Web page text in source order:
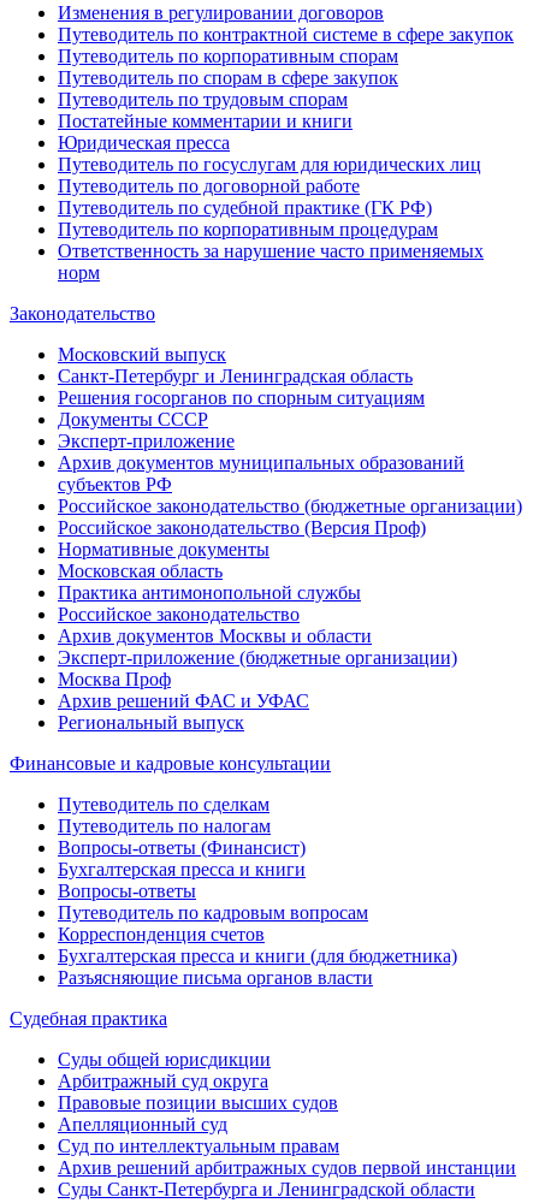
Изменения в регулировании договоров
Путеводитель по контрактной системе в сфере закупок
Путеводитель по корпоративным спорам
Путеводитель по спорам в сфере закупок
Путеводитель по трудовым спорам
Постатейные комментарии и книги
Юридическая пресса
Путеводитель по госуслугам для юридических лиц
Путеводитель по договорной работе
Путеводитель по судебной практике (ГК РФ)
Путеводитель по корпоративным процедурам
Ответственность за нарушение часто применяемых
норм
Законодательство
Московский выпуск
Санкт-Петербург и Ленинградская область
Решения госорганов по спорным ситуациям
Документы СССР
Эксперт-приложение
Архив документов муниципальных образований
субъектов РФ
Российское законодательство (бюджетные организации)
Российское законодательство (Версия Проф)
Нормативные документы
Московская область
Практика антимонопольной службы
Российское законодательство
Архив документов Москвы и области
Эксперт-приложение (бюджетные организации)
Москва Проф
Архив решений ФАС и УФАС
Региональный выпуск
Финансовые и кадровые консультации
Путеводитель по сделкам
Путеводитель по налогам
Вопросы-ответы (Финансист)
Бухгалтерская пресса и книги
Вопросы-ответы
Путеводитель по кадровым вопросам
Корреспонденция счетов
Бухгалтерская пресса и книги (для бюджетника)
Разъясняющие письма органов власти
Судебная практика
Суды общей юрисдикции
Арбитражный суд округа
Правовые позиции высших судов
Апелляционный суд
Суд по интеллектуальным правам
Архив решений арбитражных судов первой инстанции
Суды Санкт-Петербурга и Ленинградской области